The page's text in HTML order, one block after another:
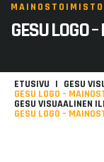
GESU LOGO
ETUSIVU GESU
GESU LOGO –
GESU VISUAALINEN
GESU LOGO –